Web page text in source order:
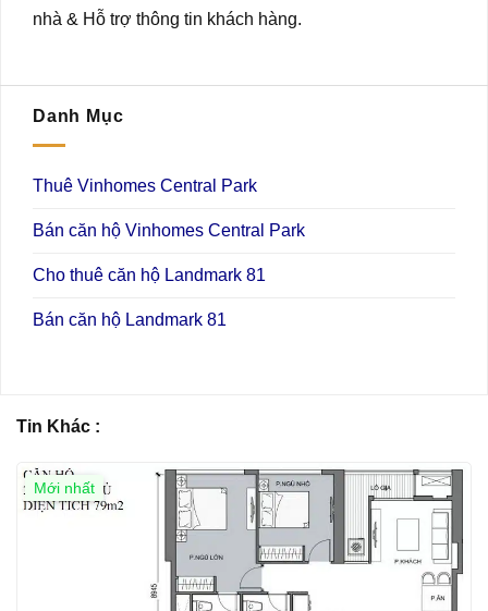
nhà & Hỗ trợ thông tin khách hàng.
Danh Mục
Thuê Vinhomes Central Park
Bán căn hộ Vinhomes Central Park
Cho thuê căn hộ Landmark 81
Bán căn hộ Landmark 81
Tin Khác :
Mới nhất